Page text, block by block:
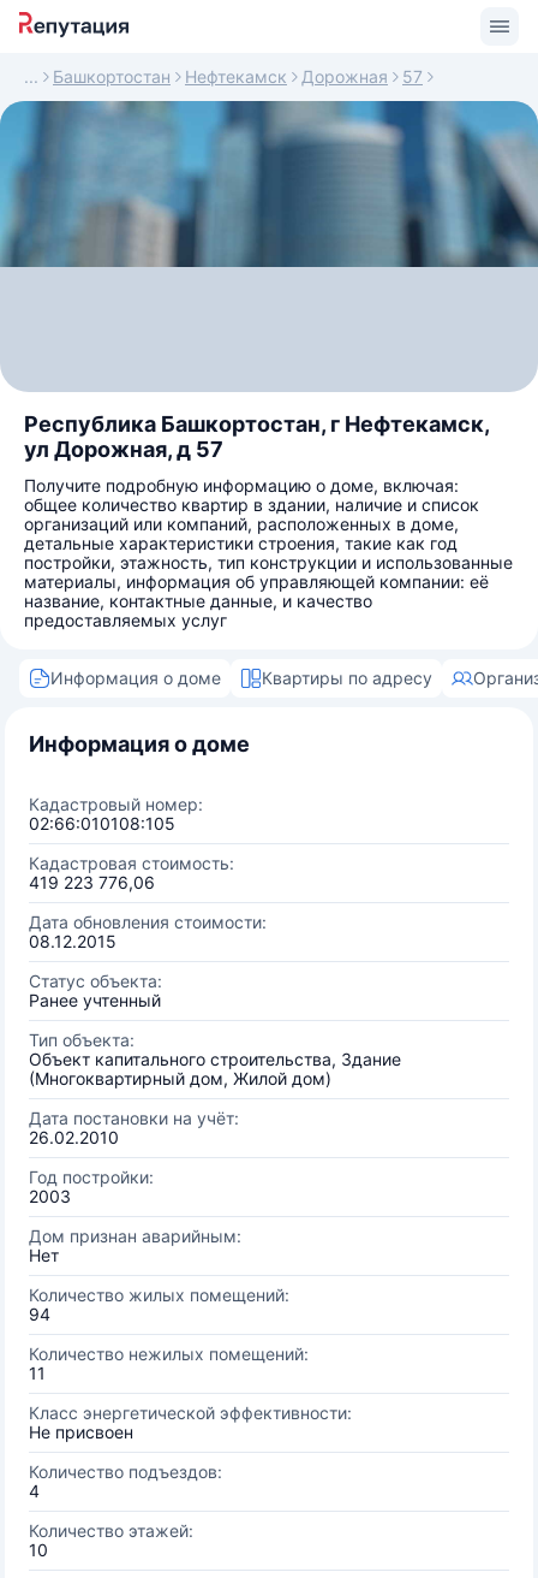
Башкортостан Нефтекамск Дорожная 57
Республика Башкортостан, г Нефтекамск,
ул Дорожная, д 57
Получите подробную информацию о доме, включая:
общее количество квартир в здании, наличие и список
организаций или компаний, расположенных в доме,
детальные характеристики строения, такие как год
постройки, этажность, тип конструкции и использованные
материалы, информация об управляющей компании: её
название, контактные данные, и качество
предоставляемых услуг
Информация о доме Квартиры по адресу
Информация о доме
Кадастровый номер:
02:66:010108:105
Кадастровая стоимость:
419 223 776,06
Дата обновления стоимости:
08.12.2015
Статус объекта:
Ранее учтенный
Тип объекта:
Объект капитального строительства, Здание
(Многоквартирный дом, Жилой дом)
Дата постановки на учёт:
26.02.2010
Год постройки:
2003
Дом признан аварийным:
Нет
Количество жилых помещений:
94
Количество нежилых помещений:
11
Класс энергетической эффективности:
Не присвоен
Количество подъездов:
4
Количество этажей:
10